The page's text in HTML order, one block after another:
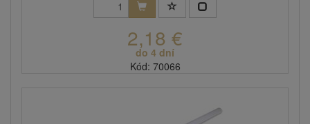
2,18 €
do 4 dní
Kód: 70066